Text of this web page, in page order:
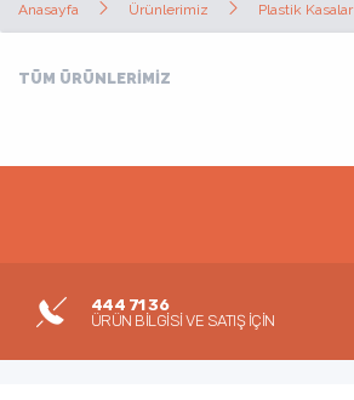
Anasayfa Ürünlerimiz Plastik Kasalar
TÜM ÜRÜNLERİMİZ
444 71 36
ÜRÜN BİLGİSİ VE SATIŞ İÇİN